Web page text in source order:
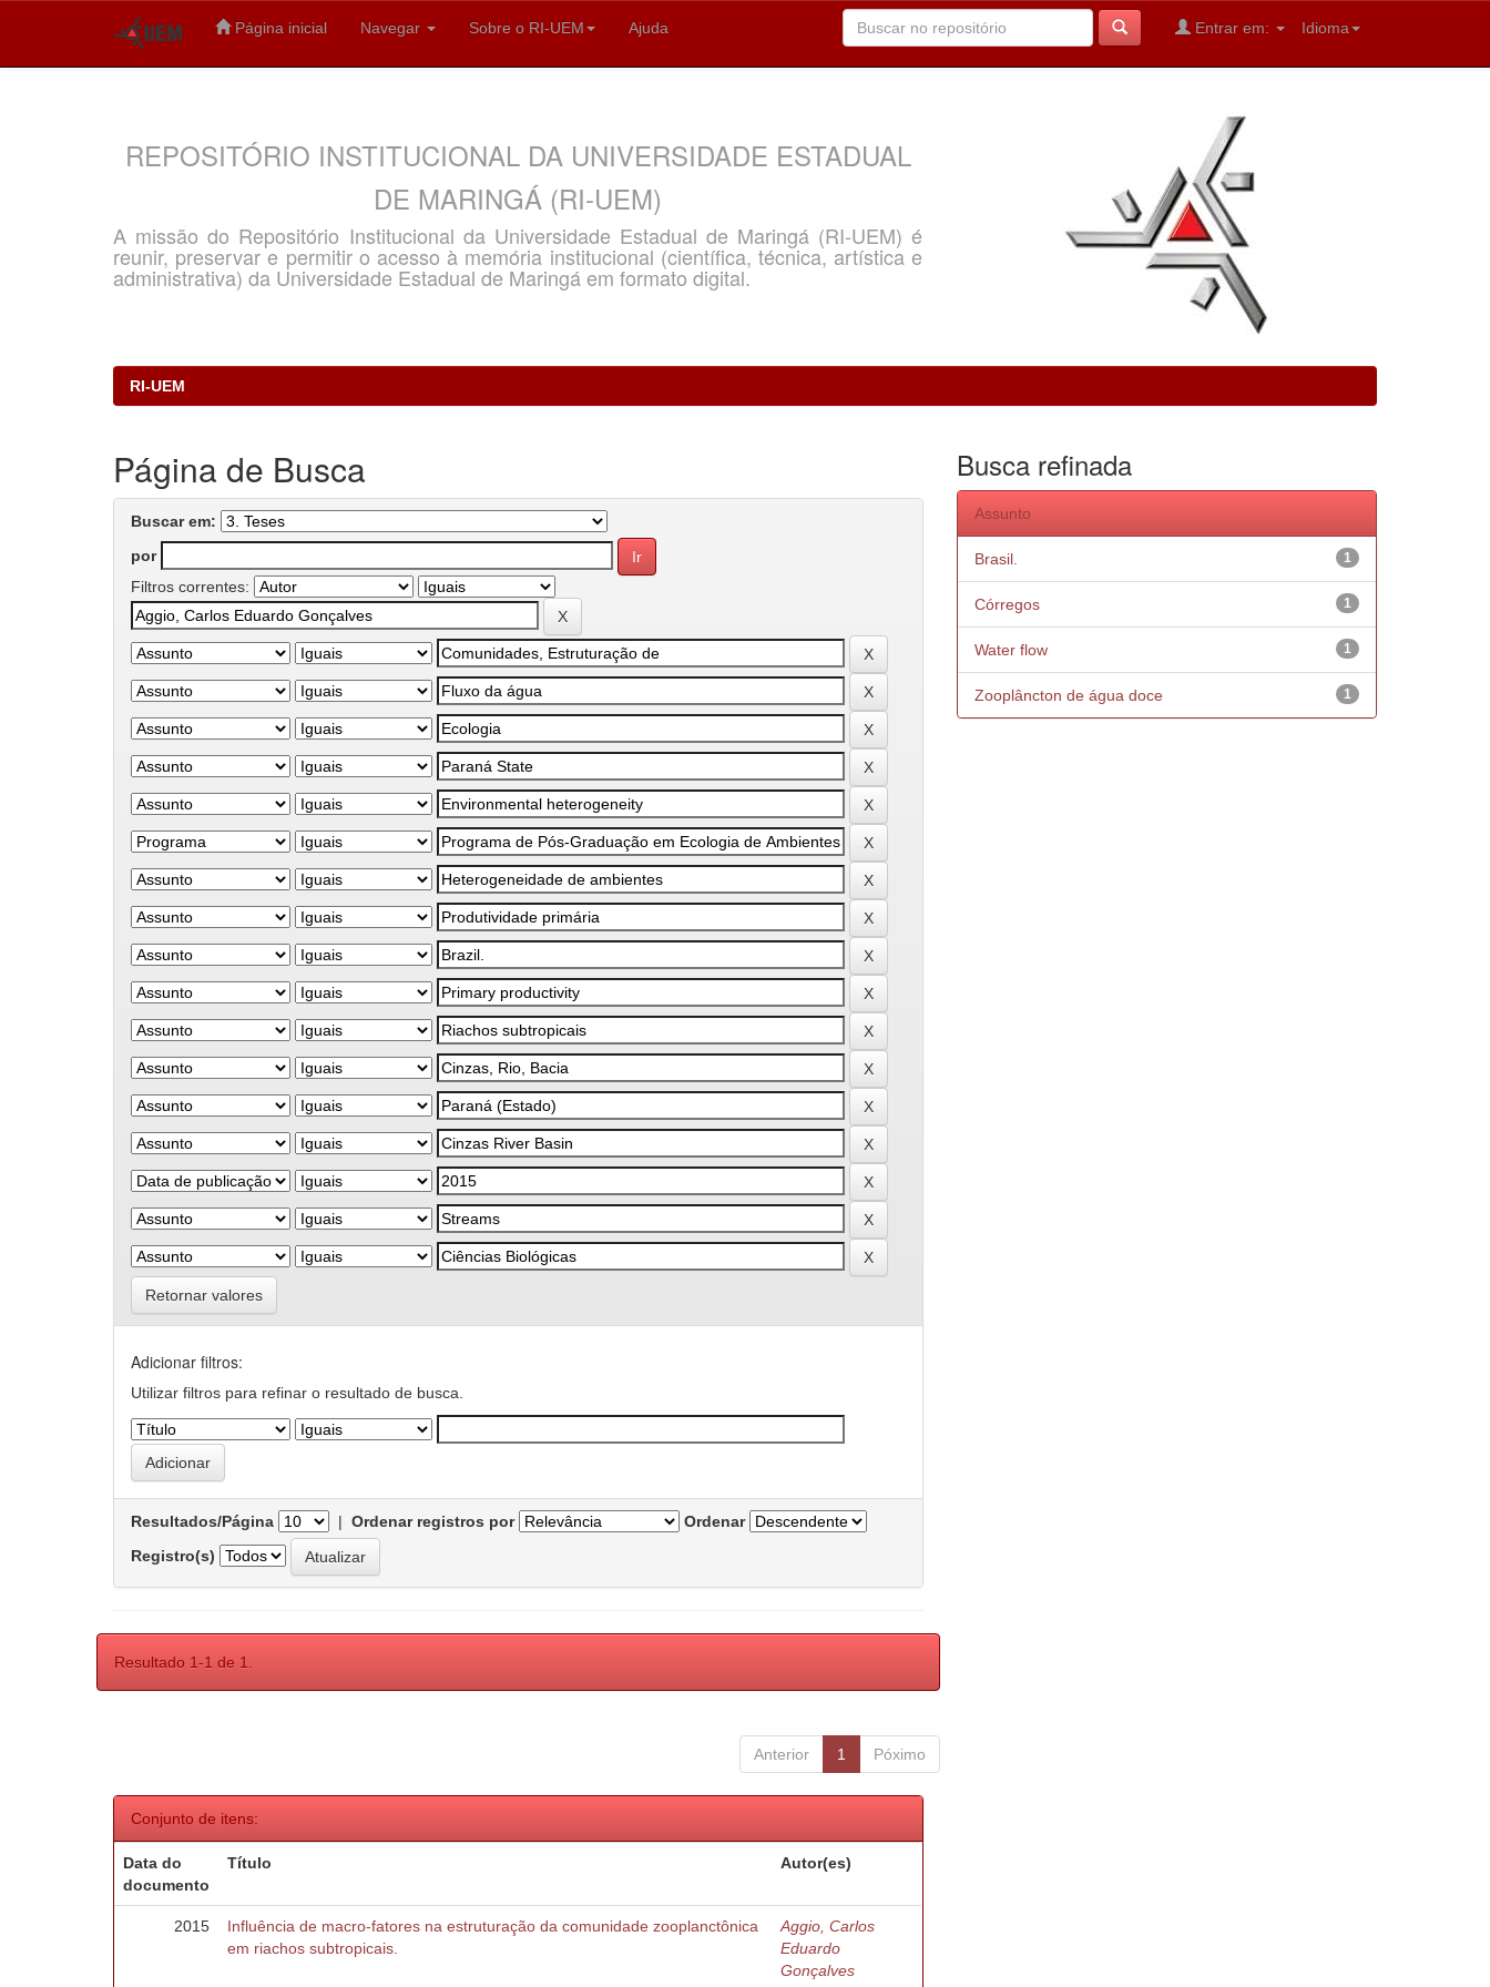
Página inicial Navegar Sobre o RI-UEM Ajuda Idioma
Entrar em:
REPOSITÓRIO INSTITUCIONAL DA UNIVERSIDADE ESTADUAL
DE MARINGÁ (RI-UEM)
A missão do Repositório Institucional da Universidade Estadual de Maringá (RI-UEM) é
reunir, preservar e permitir o acesso à memória institucional (científica, técnica, artística e
administrativa) da Universidade Estadual de Maringá em formato digital.
RI-UEM
Página de Busca
Buscar em:
por
Filtros correntes:
Retornar valores
Adicionar filtros:
Utilizar filtros para refinar o resultado de busca.
Resultados/Página | Ordenar registros por
Ordenar
Registro(s)
Resultado 1-1 de 1.
Anterior 1 Póximo
Conjunto de itens:
Data do
documento
Título Autor(es)
2015
Influência de macro-fatores na estruturação da comunidade zooplanctônica
em riachos subtropicais.
Aggio, Carlos
Eduardo
Gonçalves
Busca refinada
Assunto
1
Brasil.
1
Córregos
1
Water flow
1
Zooplâncton de água doce